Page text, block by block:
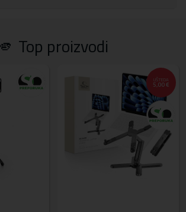
🫵 Top proizvodi
UŠTEDA
5,00 €